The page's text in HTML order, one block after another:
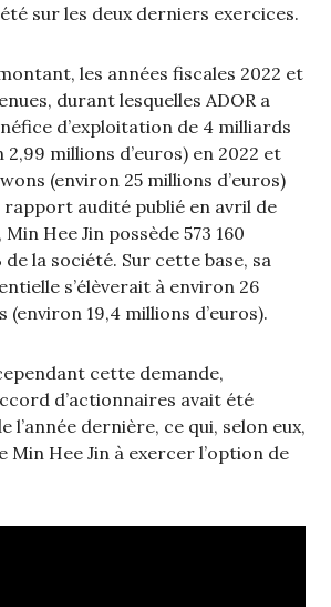
sur les deux derniers exercices.
les années fiscales 2022 et
durant lesquelles ADOR a
d’exploitation de 4 milliards
millions d’euros) en 2022 et
(environ 25 millions d’euros)
rapport audité publié en avril de
Hee Jin possède 573 160
la société. Sur cette base, sa
s’élèverait à environ 26
(environ 19,4 millions d’euros).
cette demande,
d’actionnaires avait été
l’année dernière, ce qui, selon eux,
Min Hee Jin à exercer l’option de